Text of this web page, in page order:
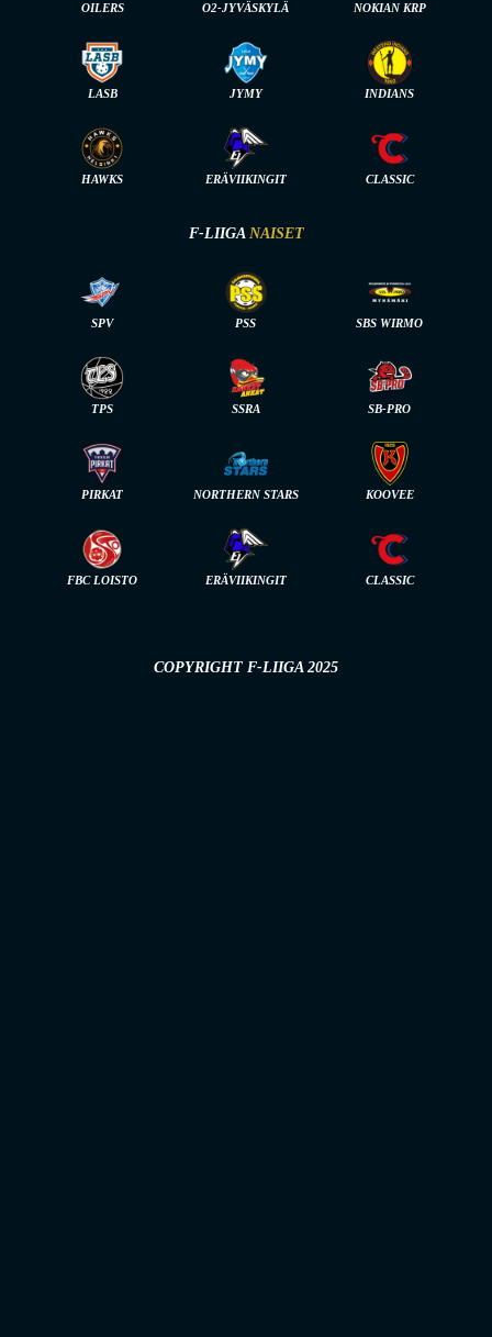
OILERS O2-JYVÄSKYLÄ NOKIAN KRP
LASB JYMY INDIANS
HAWKS ERÄVIIKINGIT CLASSIC
F-LIIGA NAISET
SPV PSS SBS WIRMO
TPS SSRA SB-PRO
PIRKAT NORTHERN STARS KOOVEE
FBC LOISTO ERÄVIIKINGIT CLASSIC
COPYRIGHT F-LIIGA 2025